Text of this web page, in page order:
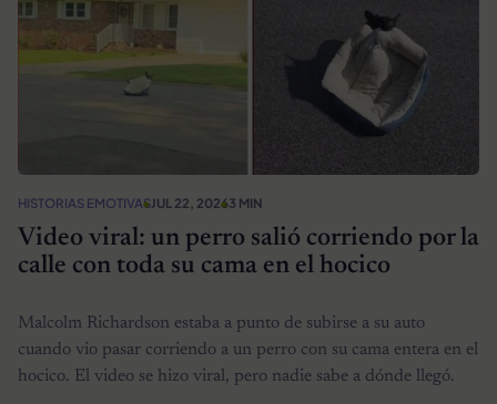
HISTORIAS EMOTIVASJUL 22, 20263 MIN
Video viral: un perro salió corriendo por la
calle con toda su cama en el hocico
Malcolm Richardson estaba a punto de subirse a su auto
cuando vio pasar corriendo a un perro con su cama entera en el
hocico. El video se hizo viral, pero nadie sabe a dónde llegó.